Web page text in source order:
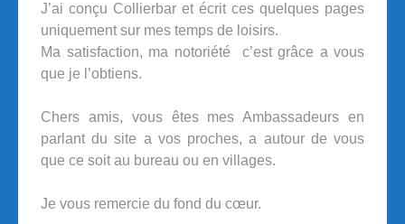
J’ai conçu Collierbar et écrit ces quelques pages
uniquement sur mes temps de loisirs.
Ma satisfaction, ma notoriété c’est grâce a vous
que je l’obtiens.
Chers amis, vous êtes mes Ambassadeurs en
parlant du site a vos proches, a autour de vous
que ce soit au bureau ou en villages.
Je vous remercie du fond du cœur.